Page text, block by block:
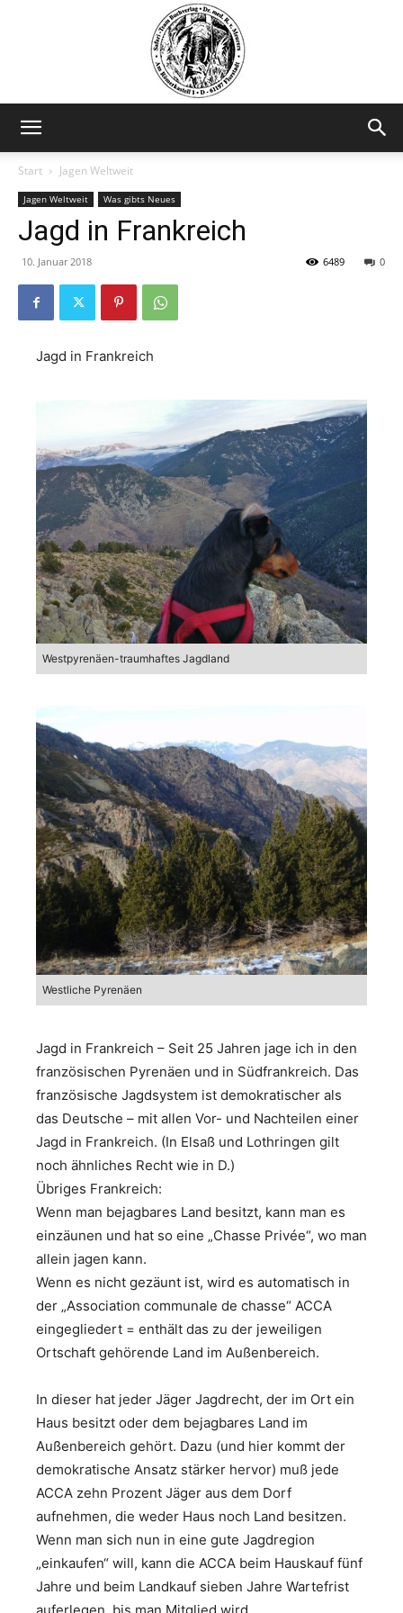
Start
Jagen Weltweit
Jagen Weltweit Was gibts Neues
Jagd in Frankreich
10. Januar 2018 0
6489
Jagd in Frankreich
Westpyrenäen-traumhaftes Jagdland
Westliche Pyrenäen
Jagd in Frankreich – Seit 25 Jahren jage ich in den
französischen Pyrenäen und in Südfrankreich. Das
französische Jagdsystem ist demokratischer als
das Deutsche – mit allen Vor- und Nachteilen einer
Jagd in Frankreich. (In Elsaß und Lothringen gilt
noch ähnliches Recht wie in D.)
Übriges Frankreich:
Wenn man bejagbares Land besitzt, kann man es
einzäunen und hat so eine „Chasse Privée“, wo man
allein jagen kann.
Wenn es nicht gezäunt ist, wird es automatisch in
der „Association communale de chasse“ ACCA
eingegliedert = enthält das zu der jeweiligen
Ortschaft gehörende Land im Außenbereich.
In dieser hat jeder Jäger Jagdrecht, der im Ort ein
Haus besitzt oder dem bejagbares Land im
Außenbereich gehört. Dazu (und hier kommt der
demokratische Ansatz stärker hervor) muß jede
ACCA zehn Prozent Jäger aus dem Dorf
aufnehmen, die weder Haus noch Land besitzen.
Wenn man sich nun in eine gute Jagdregion
„einkaufen“ will, kann die ACCA beim Hauskauf fünf
Jahre und beim Landkauf sieben Jahre Wartefrist